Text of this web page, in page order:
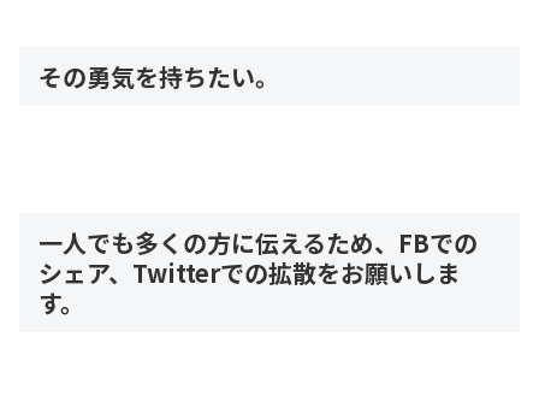
その勇気を持ちたい。
一人でも多くの方に伝えるため、FBでの
シェア、Twitterでの拡散をお願いしま
す。